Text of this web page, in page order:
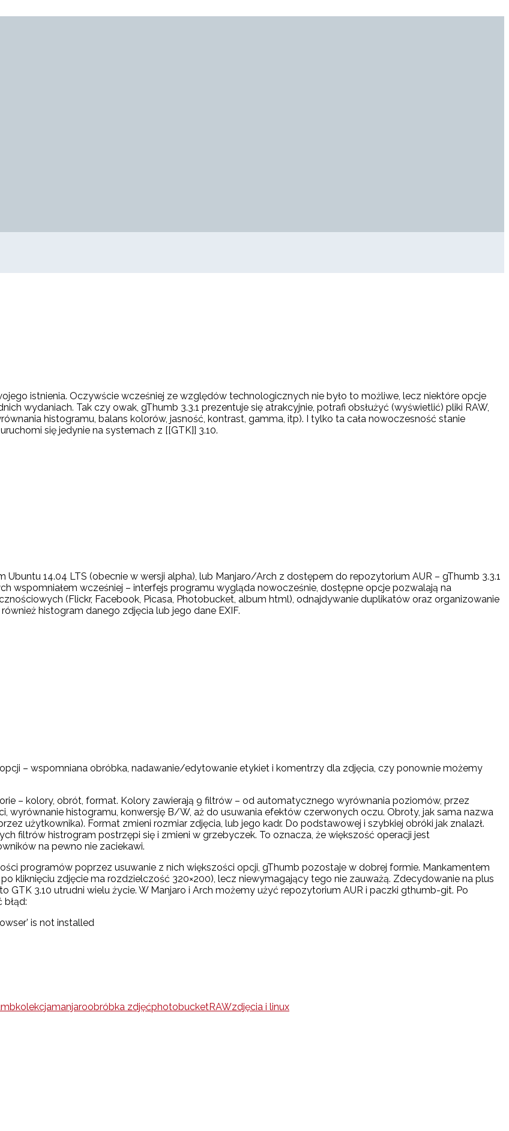
istnienia. Oczywście wcześniej ze względów technologicznych nie było to możliwe, lecz niektóre opcje
wydaniach. Tak czy owak, gThumb 3.3.1 prezentuje się atrakcyjnie, potrafi obsłużyć (wyświetlić) pliki RAW,
histogramu, balans kolorów, jasność, kontrast, gamma, itp). I tylko ta cała nowoczesność stanie
się jedynie na systemach z [[GTK]] 3.10.
14.04 LTS (obecnie w wersji alpha), lub Manjaro/Arch z dostępem do repozytorium AUR – gThumb 3.3.1
wspomniałem wcześniej – interfejs programu wygląda nowocześnie, dostępne opcje pozwalają na
(Flickr, Facebook, Picasa, Photobucket, album html), odnajdywanie duplikatów oraz organizowanie
histogram danego zdjęcia lub jego dane EXIF.
– wspomniana obróbka, nadawanie/edytowanie etykiet i komentrzy dla zdjęcia, czy ponownie możemy
– kolory, obrót, format. Kolory zawierają 9 filtrów – od automatycznego wyrównania poziomów, przez
wyrównanie histogramu, konwersję B/W, aż do usuwania efektów czerwonych oczu. Obroty, jak sama nazwa
użytkownika). Format zmieni rozmiar zdjęcia, lub jego kadr. Do podstawowej i szybkiej obróki jak znalazł.
filtrów histrogram postrzępi się i zmieni w grzebyczek. To oznacza, że większość operacji jest
na pewno nie zaciekawi.
programów poprzez usuwanie z nich większości opcji, gThumb pozostaje w dobrej formie. Mankamentem
kliknięciu zdjęcie ma rozdzielczość 320×200), lecz niewymagający tego nie zauważą. Zdecydowanie na plus
GTK 3.10 utrudni wielu życie. W Manjaro i Arch możemy użyć repozytorium AUR i paczki gthumb-git. Po
is not installed
kolekcjamanjaroobróbka zdjęćphotobucketRAWzdjęcia i linux